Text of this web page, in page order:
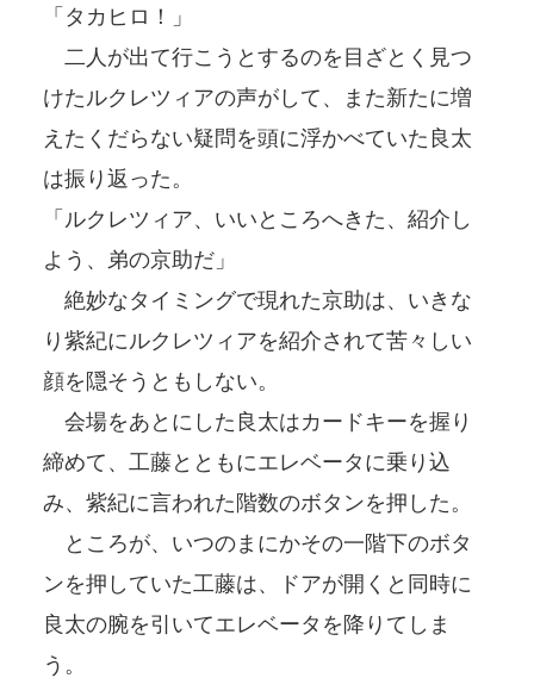
「タカヒロ！」
二人が出て行こうとするのを目ざとく見つ
けたルクレツィアの声がして、また新たに増
えたくだらない疑問を頭に浮かべていた良太
は振り返った。
「ルクレツィア、いいところへきた、紹介し
よう、弟の京助だ」
絶妙なタイミングで現れた京助は、いきな
り紫紀にルクレツィアを紹介されて苦々しい
顔を隠そうともしない。
会場をあとにした良太はカードキーを握り
締めて、工藤とともにエレベータに乗り込
み、紫紀に言われた階数のボタンを押した。
ところが、いつのまにかその一階下のボタ
ンを押していた工藤は、ドアが開くと同時に
良太の腕を引いてエレベータを降りてしま
う。